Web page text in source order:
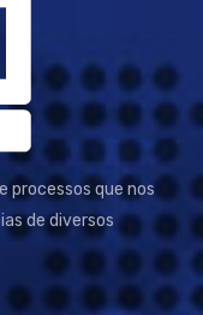
processos que nos
de diversos